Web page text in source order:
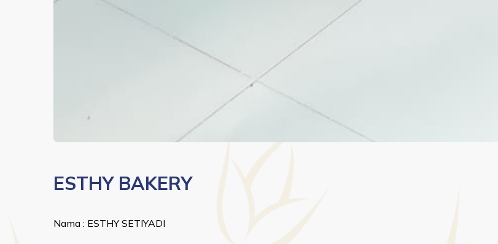
ESTHY BAKERY
Nama : ESTHY SETIYADI